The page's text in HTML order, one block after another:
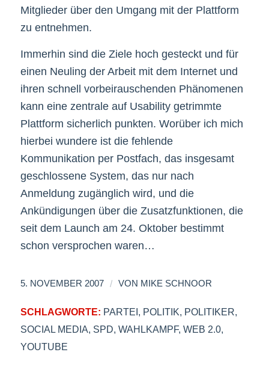
Mitglieder über den Umgang mit der Plattform
zu entnehmen.
Immerhin sind die Ziele hoch gesteckt und für
einen Neuling der Arbeit mit dem Internet und
ihren schnell vorbeirauschenden Phänomenen
kann eine zentrale auf Usability getrimmte
Plattform sicherlich punkten. Worüber ich mich
hierbei wundere ist die fehlende
Kommunikation per Postfach, das insgesamt
geschlossene System, das nur nach
Anmeldung zugänglich wird, und die
Ankündigungen über die Zusatzfunktionen, die
seit dem Launch am 24. Oktober bestimmt
schon versprochen waren…
5. NOVEMBER 2007 / VON MIKE SCHNOOR
SCHLAGWORTE: PARTEI, POLITIK, POLITIKER,
SOCIAL MEDIA, SPD, WAHLKAMPF, WEB 2.0,
YOUTUBE